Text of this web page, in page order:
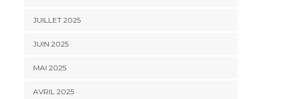
JUILLET 2025
JUIN 2025
MAI 2025
AVRIL 2025